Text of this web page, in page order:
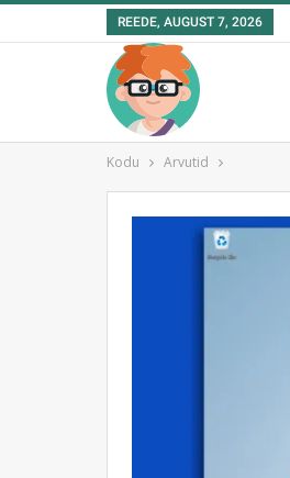
REEDE, AUGUST 7, 2026
Kodu Arvutid